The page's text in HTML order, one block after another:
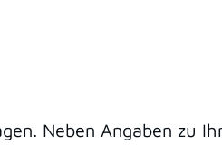
Neben Angaben zu